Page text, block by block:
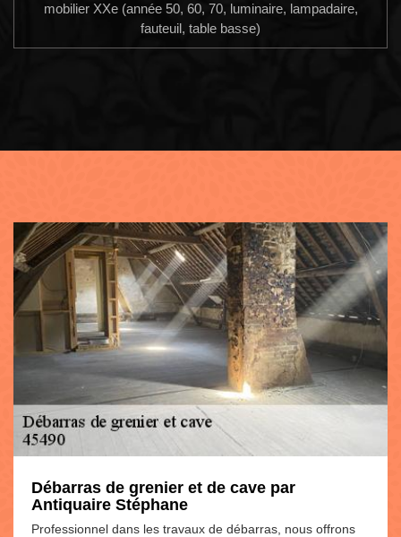
mobilier XXe (année 50, 60, 70, luminaire, lampadaire,
fauteuil, table basse)
Débarras de grenier et de cave par
Antiquaire Stéphane
Professionnel dans les travaux de débarras, nous offrons